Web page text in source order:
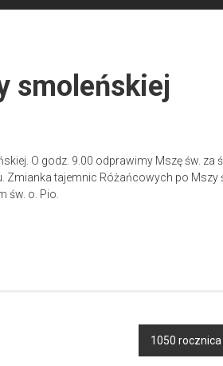
smoleńskiej
O godz. 9.00 odprawimy Mszę św. za
tajemnic Różańcowych po Mszy
św. o. Pio.
1050